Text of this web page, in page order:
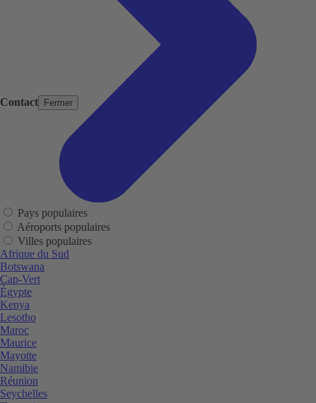
Contact Fermer
Pays populaires
Aéroports populaires
Villes populaires
Afrique du Sud
Botswana
Cap-Vert
Égypte
Kenya
Lesotho
Maroc
Maurice
Mayotte
Namibie
Réunion
Seychelles